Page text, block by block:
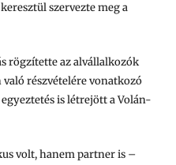
szervezte meg a
rögzítette az alvállalkozók
részvételére vonatkozó
is létrejött a Volán-
volt, hanem partner is –